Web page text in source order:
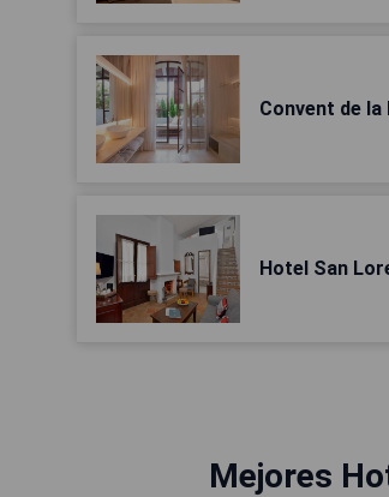
Convent de
Hotel San
Mejores